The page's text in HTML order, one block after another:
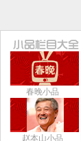
春晚小品
赵本山小品